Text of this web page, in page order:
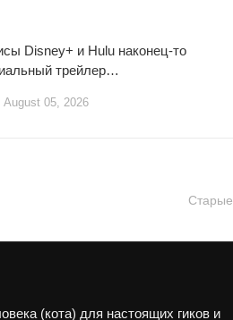
Disney+ и Hulu наконец-то
трейлер…
August 05, 2026
Старые
(кота) для настоящих гиков и